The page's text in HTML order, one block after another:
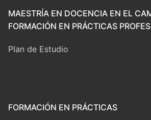
MAESTRÍA EN DOCENCIA EN EL
FORMACIÓN EN PRÁCTICAS
Plan de Estudio
FORMACIÓN EN PRÁCTICAS